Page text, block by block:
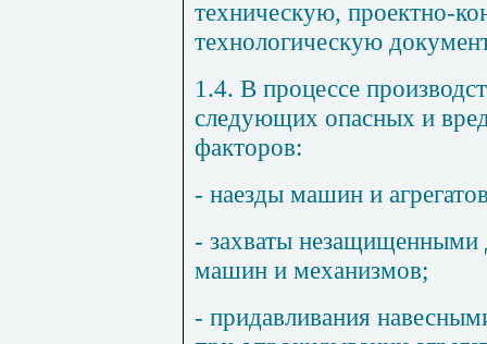
техническую, проектно-
технологическую
1.4. В процессе
следующих опасных и
факторов:
- наезды машин и
- захваты
машин и механизмов;
- придавливания